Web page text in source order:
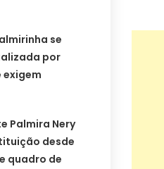
se
por
Palmira Nery
desde
quadro de